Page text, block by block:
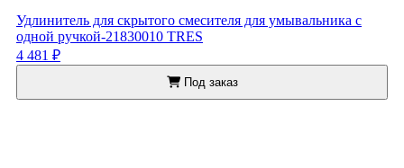
Удлинитель для скрытого смесителя для умывальника с
одной ручкой-21830010 TRES
4 481 ₽
Под заказ